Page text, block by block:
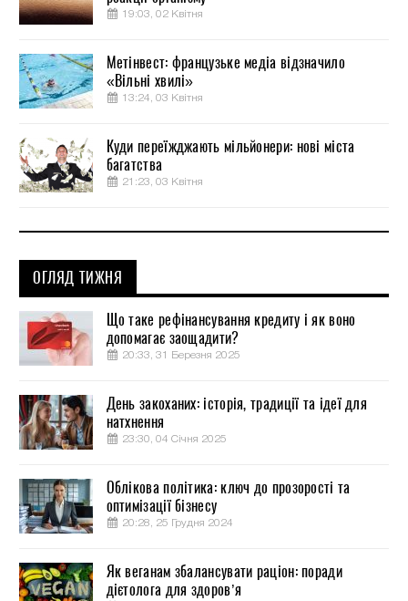
19:03, 02 Квітня
Метінвест: французьке медіа відзначило
«Вільні хвилі»
13:24, 03 Квітня
Куди переїжджають мільйонери: нові міста
багатства
21:23, 03 Квітня
ОГЛЯД ТИЖНЯ
Що таке рефінансування кредиту і як воно
допомагає заощадити?
20:33, 31 Березня 2025
День закоханих: історія, традиції та ідеї для
натхнення
23:30, 04 Січня 2025
Облікова політика: ключ до прозорості та
оптимізації бізнесу
20:28, 25 Грудня 2024
Як веганам збалансувати раціон: поради
дієтолога для здоров’я